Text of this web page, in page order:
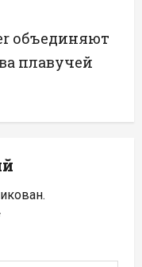
объединяют
плавучей